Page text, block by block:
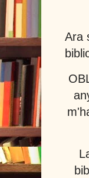
Ara